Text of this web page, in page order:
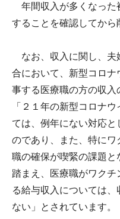
年間収入が多くなった
することを確認してから
なお、収入に関し、夫
合において、新型コロ
事する医療職の方の収入
「２１年の新型コロナ
ては、例年にない対応
のであり、また、特に
職の確保が喫緊の課題
踏まえ、医療職がワクチ
る給与収入については
ない」とされています。